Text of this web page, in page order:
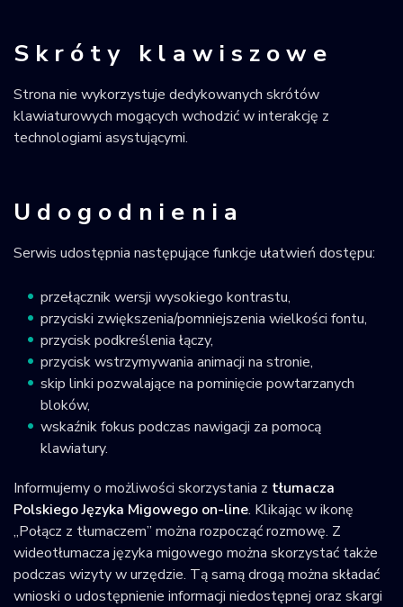
Skróty klawiszowe
Strona nie wykorzystuje dedykowanych skrótów
klawiaturowych mogących wchodzić w interakcję z
technologiami asystującymi.
Udogodnienia
Serwis udostępnia następujące funkcje ułatwień dostępu:
przełącznik wersji wysokiego kontrastu,
przyciski zwiększenia/pomniejszenia wielkości fontu,
przycisk podkreślenia łączy,
przycisk wstrzymywania animacji na stronie,
skip linki pozwalające na pominięcie powtarzanych
bloków,
wskaźnik fokus podczas nawigacji za pomocą
klawiatury.
Informujemy o możliwości skorzystania z tłumacza
Polskiego Języka Migowego on-line. Klikając w ikonę
„Połącz z tłumaczem” można rozpocząć rozmowę. Z
wideotłumacza języka migowego można skorzystać także
podczas wizyty w urzędzie. Tą samą drogą można składać
wnioski o udostępnienie informacji niedostępnej oraz skargi